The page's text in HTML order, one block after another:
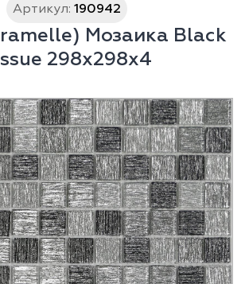
Артикул: 190942
Мозаика Black
298х298х4